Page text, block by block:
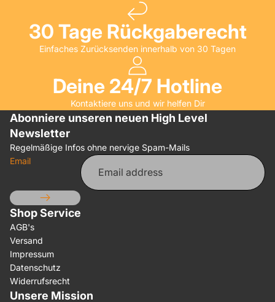
30 Tage Rückgaberecht
Einfaches Zurücksenden innerhalb von 30 Tagen
Deine 24/7 Hotline
Kontaktiere uns und wir helfen Dir
Abonniere unseren neuen High Level
Newsletter
Regelmäßige Infos ohne nervige Spam-Mails
Email
Shop Service
AGB's
Versand
Impressum
Datenschutz
Widerrufsrecht
Unsere Mission